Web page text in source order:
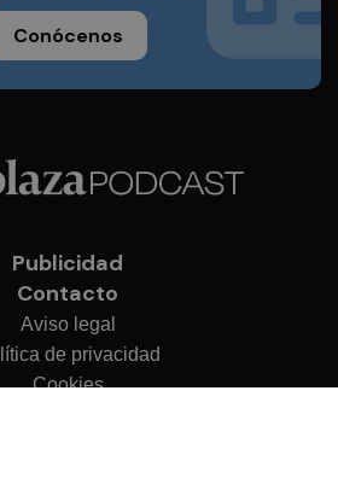
Conócenos
Publicidad
Contacto
Aviso legal
de privacidad
Cookies